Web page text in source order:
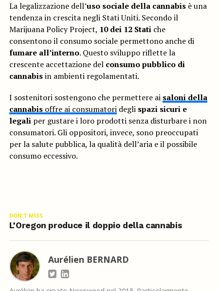
La legalizzazione dell’uso sociale della cannabisè una
tendenza in crescita negli Stati Uniti. Secondo il
Marijuana Policy Project, 10 dei 12 Statiche
consentono il consumo sociale permettono anche di
fumare all’interno. Questo sviluppo riflette la
crescente accettazione del consumo pubblico di
cannabisin ambienti regolamentati.
I sostenitori sostengono che permettere ai saloni della
cannabisoffre ai consumatoridegli spazi sicuri e
legaliper gustare i loro prodotti senza disturbare i non
consumatori. Gli oppositori, invece, sono preoccupati
per la salute pubblica, la qualità dell’aria e il possibile
consumo eccessivo.
DON'T MISS
L’Oregon produce il doppio della cannabis
Aurélien BERNARD